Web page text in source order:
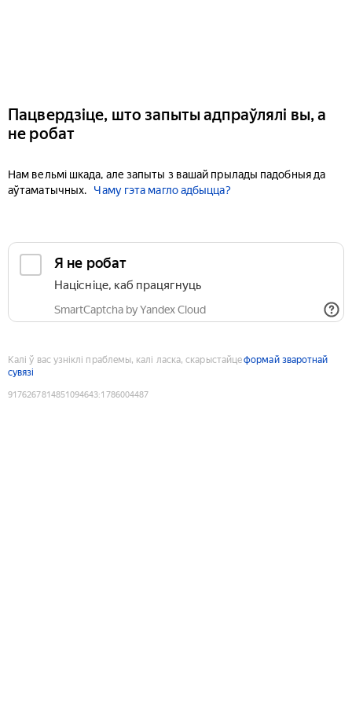
Пацвердзіце, што запыты адпраўлялі вы, а
не робат
Нам вельмі шкада, але запыты з вашай прылады падобныя да
аўтаматычных.
Чаму гэта магло адбыцца?
Я не робат
Націсніце, каб працягнуць
SmartCaptcha by Yandex Cloud
Калі ў вас узніклі праблемы, калі ласка, скарыстайцеформай зваротнай
сувязі
9176267814851094643:1786004487